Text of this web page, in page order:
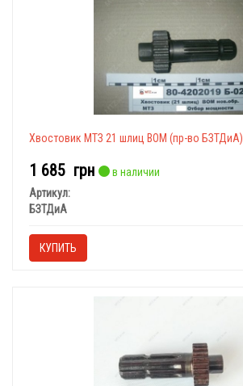
Хвостовик МТЗ 21 шлиц ВОМ (пр-во БЗТДиА)
1 685 грн
в наличии
Артикул:
БЗТДиА
КУПИТЬ